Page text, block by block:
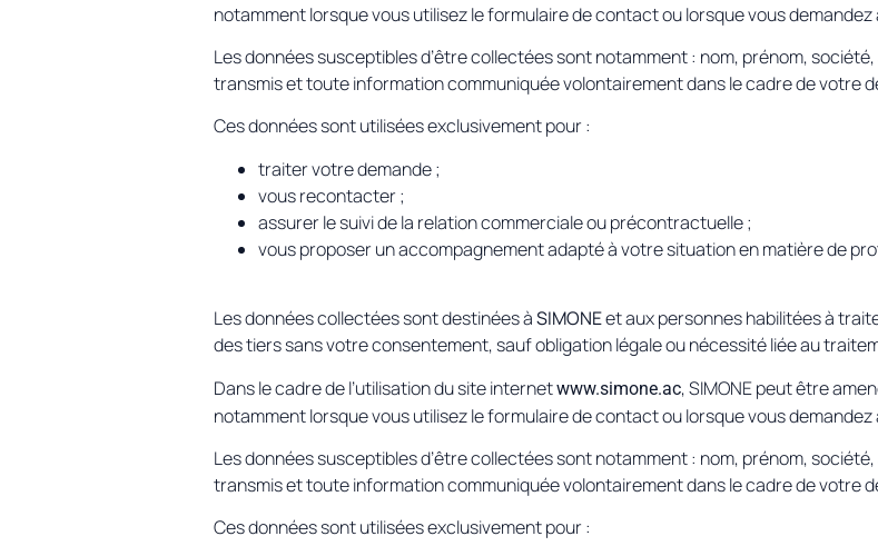
notamment lorsque vous utilisez le formulaire de contact ou lorsque vous
Les données susceptibles d’être collectées sont notamment : nom, prénom,
transmis et toute information communiquée volontairement dans le cadre de votre
Ces données sont utilisées exclusivement pour :
traiter votre demande ;
vous recontacter ;
assurer le suivi de la relation commerciale ou précontractuelle ;
vous proposer un accompagnement adapté à votre situation en matière de
Les données collectées sont destinées àSIMONEet aux personnes habilitées à
des tiers sans votre consentement, sauf obligation légale ou nécessité liée au
Dans le cadre de l’utilisation du site internetwww.simone.ac, SIMONE peut être
notamment lorsque vous utilisez le formulaire de contact ou lorsque vous
Les données susceptibles d’être collectées sont notamment : nom, prénom,
transmis et toute information communiquée volontairement dans le cadre de votre
Ces données sont utilisées exclusivement pour :